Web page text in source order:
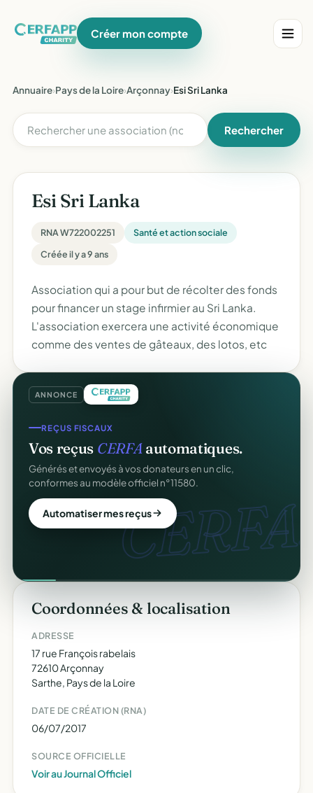
Créer mon compte
Annuaire›Pays de la Loire›Arçonnay›Esi Sri Lanka
Rechercher
Esi Sri Lanka
RNA W722002251
Santé et action sociale
Créée il y a 9 ans
Association qui a pour but de récolter des fonds
pour financer un stage infirmier au Sri Lanka.
L'association exercera une activité économique
comme des ventes de gâteaux, des lotos, etc
ANNONCE
CERFA.
REÇUS FISCAUX
Vos reçus CERFAautomatiques.
Générés et envoyés à vos donateurs en un clic,
conformes au modèle officiel n°11580.
Automatiser mes reçus
Coordonnées & localisation
ADRESSE
17 rue François rabelais
72610 Arçonnay
Sarthe, Pays de la Loire
DATE DE CRÉATION (RNA)
06/07/2017
SOURCE OFFICIELLE
Voir au Journal Officiel